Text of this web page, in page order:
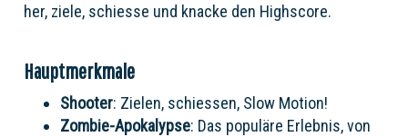
her, ziele, schiesse und knacke den Highscore.
Hauptmerkmale
Shooter: Zielen, schiessen, Slow Motion!
Zombie-Apokalypse: Das populäre Erlebnis, von